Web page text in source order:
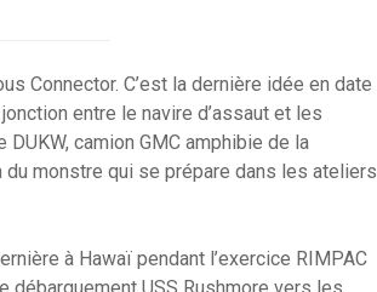
Connector. C’est la dernière idée en date
entre le navire d’assaut et les
camion GMC amphibie de la
monstre qui se prépare dans les ateliers
à Hawaï pendant l’exercice RIMPAC